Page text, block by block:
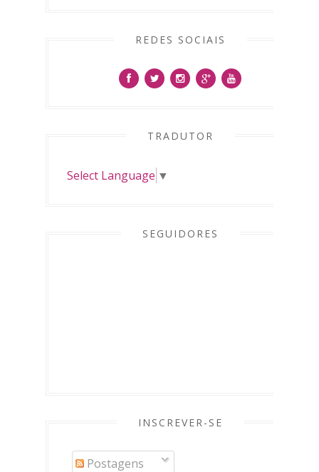
REDES SOCIAIS
TRADUTOR
Select Language ▼
SEGUIDORES
INSCREVER-SE
Postagens